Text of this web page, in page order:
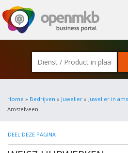
Home » Bedrijven » Juwelier » Juwelier in
Amstelveen
DEEL DEZE PAGINA